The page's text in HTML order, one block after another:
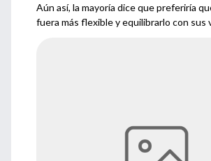
Aún así, la mayoría dice que preferiría
fuera más flexible y equilibrarlo con sus